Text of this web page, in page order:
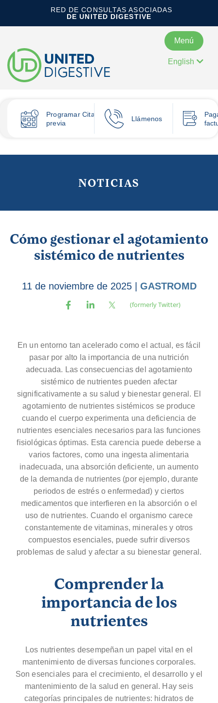
RED DE CONSULTAS ASOCIADAS
DE UNITED DIGESTIVE
Menú
English
ProgramarCita
previa
Llámenos
NOTICIAS
Cómo gestionar el agotamiento
sistémico de nutrientes
11 de noviembre de 2025| GASTROMD
En un entorno tan acelerado como el actual, es fácil
pasar por alto la importancia de una nutrición
adecuada. Las consecuencias del agotamiento
sistémico de nutrientes pueden afectar
significativamente a su salud y bienestar general. El
agotamiento de nutrientes sistémicos se produce
cuando el cuerpo experimenta una deficiencia de
nutrientes esenciales necesarios para las funciones
fisiológicas óptimas. Esta carencia puede deberse a
varios factores, como una ingesta alimentaria
inadecuada, una absorción deficiente, un aumento
de la demanda de nutrientes (por ejemplo, durante
periodos de estrés o enfermedad) y ciertos
medicamentos que interfieren en la absorción o el
uso de nutrientes. Cuando el organismo carece
constantemente de vitaminas, minerales y otros
compuestos esenciales, puede sufrir diversos
problemas de salud y afectar a su bienestar general.
Comprender la
importancia de los
nutrientes
Los nutrientes desempeñan un papel vital en el
mantenimiento de diversas funciones corporales.
Son esenciales para el crecimiento, el desarrollo y el
mantenimiento de la salud en general. Hay seis
categorías principales de nutrientes: hidratos de